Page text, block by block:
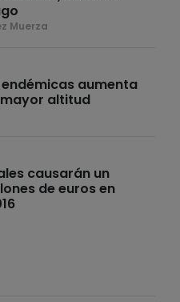
Muerza
aumenta
altitud
causarán un
de euros en